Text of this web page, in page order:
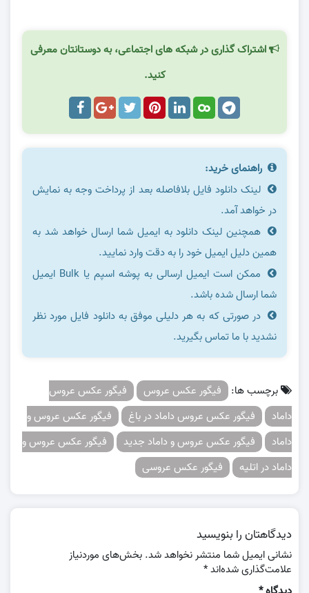
اشتراک گذاری در شبکه های اجتماعی، به دوستانتان معرفی
کنید.
راهنمای خرید:
لینک دانلود فایل بلافاصله بعد از پرداخت وجه به نمایش
در خواهد آمد.
همچنین لینک دانلود به ایمیل شما ارسال خواهد شد به
همین دلیل ایمیل خود را به دقت وارد نمایید.
ممکن است ایمیل ارسالی به پوشه اسپم یا Bulk ایمیل
شما ارسال شده باشد.
در صورتی که به هر دلیلی موفق به دانلود فایل مورد نظر
نشدید با ما تماس بگیرید.
برچسب ها: فیگور عکس عروس
فیگور عکس عروس
داماد
فیگور عکس عروس داماد در باغ
فیگور عکس عروس و
داماد
فیگور عکس عروس و داماد جدید
فیگور عکس عروس و
داماد در اتلیه
فیگور عکس عروسی
دیدگاهتان را بنویسید
نشانی ایمیل شما منتشر نخواهد شد. بخش‌های موردنیاز
علامت‌گذاری شده‌اند*